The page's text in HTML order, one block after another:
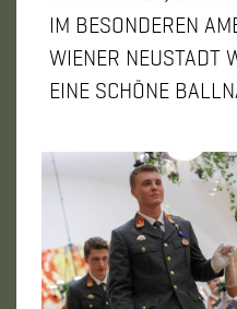
IM BESONDEREN
WIENER NEUSTADT
EINE SCHÖNE